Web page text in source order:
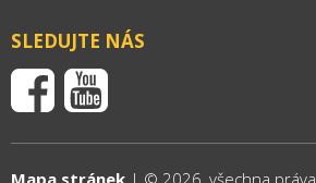
SLEDUJTE NÁS
Mapa stránek | © 2026, všechna práva